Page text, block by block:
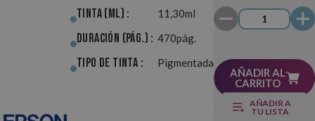
Tinta (ml) : 11,30ml
Duración (pág.) : 470pág.
Tipo de Tinta : Pigmentada
AÑADIR AL
CARRITO
AÑADIR A
TU LISTA